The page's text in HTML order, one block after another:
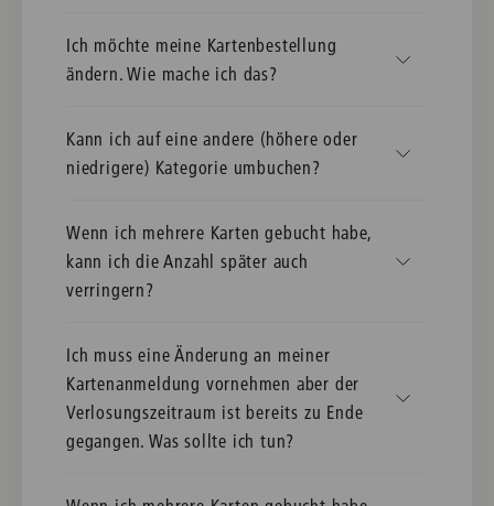
Ich möchte meine Kartenbestellung
ändern. Wie mache ich das?
Kann ich auf eine andere (höhere oder
niedrigere) Kategorie umbuchen?
Wenn ich mehrere Karten gebucht habe,
kann ich die Anzahl später auch
verringern?
Ich muss eine Änderung an meiner
Kartenanmeldung vornehmen aber der
Verlosungszeitraum ist bereits zu Ende
gegangen. Was sollte ich tun?